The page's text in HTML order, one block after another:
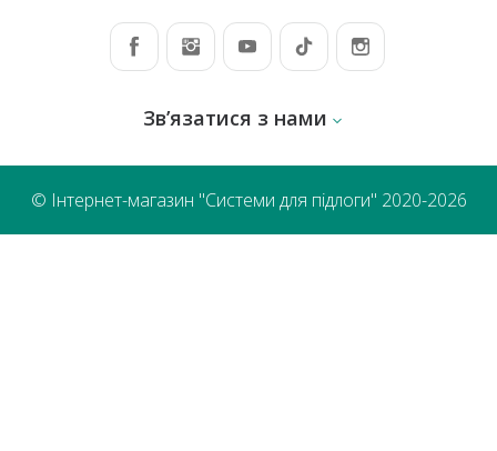
Зв’язатися з нами
© Інтернет-магазин "Системи для підлоги" 2020-2026